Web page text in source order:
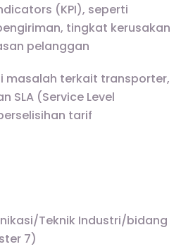
(KPI), seperti
tingkat kerusakan
pelanggan
masalah terkait transporter,
SLA (Service Level
tarif
Teknik Industri/bidang
7)